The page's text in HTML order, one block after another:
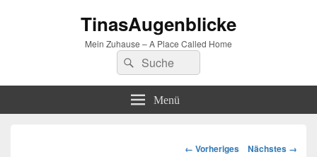
TinasAugenblicke
Mein Zuhause – A Place Called Home
Suchen
nach:
Suchen
Menü
Bilder-
← Vorheriges Nächstes →